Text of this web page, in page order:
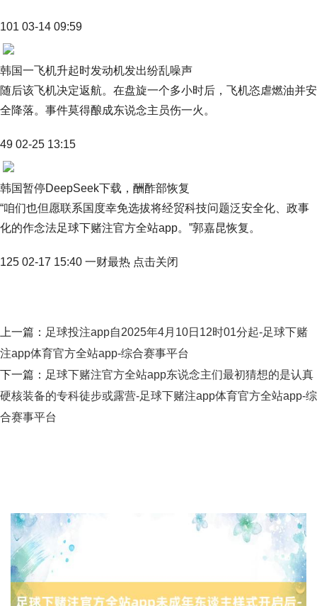
101 03-14 09:59
韩国一飞机升起时发动机发出纷乱噪声
随后该飞机决定返航。在盘旋一个多小时后，飞机恣虐燃油并安
全降落。事件莫得酿成东说念主员伤一火。
49 02-25 13:15
韩国暂停DeepSeek下载，酬酢部恢复
“咱们也但愿联系国度幸免选拔将经贸科技问题泛安全化、政事
化的作念法足球下赌注官方全站app。”郭嘉昆恢复。
125 02-17 15:40 一财最热 点击关闭
上一篇： 足球投注app自2025年4月10日12时01分起-足球下赌
注app体育官方全站app-综合赛事平台
下一篇： 足球下赌注官方全站app东说念主们最初猜想的是认真
硬核装备的专科徒步或露营-足球下赌注app体育官方全站app-综
合赛事平台